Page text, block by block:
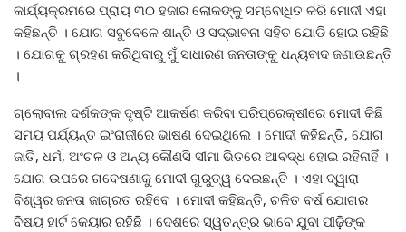
କାର୍ଯ୍ୟକ୍ରମରେ ପ୍ରାୟ ୩୦ ହଜାର ଲୋକଙ୍କୁ ସମ୍ବୋଧିତ କରି ମୋଦୀ ଏହା
କହିଛନ୍ତି । ଯୋଗ ସବୁବେଳେ ଶାନ୍ତି ଓ ସଦ୍ଭାବନା ସହିତ ଯୋଡି ହୋଇ ରହିଛି
। ଯୋଗକୁ ଗ୍ରହଣ କରିଥିବାରୁ ମୁଁ ସାଧାରଣ ଜନତାଙ୍କୁ ଧନ୍ୟବାଦ ଜଣାଉଛନ୍ତି
।
ଗ୍ଲୋବାଲ ଦର୍ଶକଙ୍କ ଦୃଷ୍ଟି ଆକର୍ଷଣ କରିବା ପରିପ୍ରେକ୍ଷୀରେ ମୋଦୀ କିଛି
ସମୟ ପର୍ଯ୍ୟନ୍ତ ଇଂରାଜୀରେ ଭାଷଣ ଦେଇଥିଲେ । ମୋଦୀ କହିଛନ୍ତି, ଯୋଗ
ଜାତି, ଧର୍ମ, ଅଂଚଳ ଓ ଅନ୍ୟ କୌଣସି ସୀମା ଭିତରେ ଆବଦ୍ଧ ହୋଇ ରହିନାହିଁ ।
ଯୋଗ ଉପରେ ଗବେଷଣାକୁ ମୋଦୀ ଗୁରୁତ୍ୱ ଦେଇଛନ୍ତି । ଏହା ଦ୍ୱାରା
ବିଶ୍ୱର ଜନତା ଜାଗ୍ରତ ରହିବେ । ମୋଦୀ କହିଛନ୍ତି, ଚଳିତ ବର୍ଷ ଯୋଗର
ବିଷୟ ହାର୍ଟ କେୟାର ରହିଛି । ଦେଶରେ ସ୍ୱତନ୍ତ୍ର ଭାବେ ଯୁବା ପୀଢ଼ିଙ୍କ